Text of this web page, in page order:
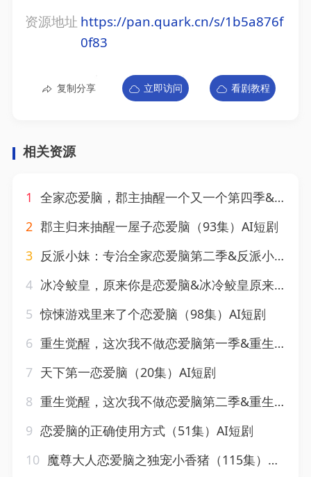
资源地址 https://pan.quark.cn/s/1b5a876f
0f83
复制分享 立即访问 看剧教程
相关资源
1 全家恋爱脑，郡主抽醒一个又一个第四季&全家恋爱脑郡主抽醒一个又一个第四季（123集）AI短剧
2 郡主归来抽醒一屋子恋爱脑（93集）AI短剧
3 反派小妹：专治全家恋爱脑第二季&反派小妹专治全家恋爱脑第二季（50集）AI短剧
4 冰冷鲛皇，原来你是恋爱脑&冰冷鲛皇原来你是恋爱脑（60集）AI短剧
5 惊悚游戏里来了个恋爱脑（98集）AI短剧
6 重生觉醒，这次我不做恋爱脑第一季&重生觉醒这次我不做恋爱脑第一季（145集）AI短剧
7 天下第一恋爱脑（20集）AI短剧
8 重生觉醒，这次我不做恋爱脑第二季&重生觉醒这次我不做恋爱脑第二季（121集）AI短剧
9 恋爱脑的正确使用方式（51集）AI短剧
10 魔尊大人恋爱脑之独宠小香猪（115集）AI短剧